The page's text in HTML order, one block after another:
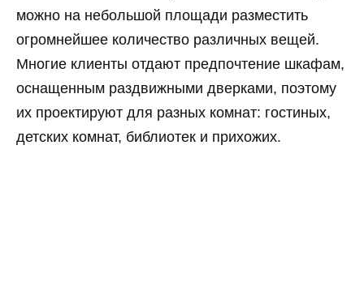
можно на небольшой площади разместить
огромнейшее количество различных вещей.
Многие клиенты отдают предпочтение шкафам,
оснащенным раздвижными дверками, поэтому
их проектируют для разных комнат: гостиных,
детских комнат, библиотек и прихожих.